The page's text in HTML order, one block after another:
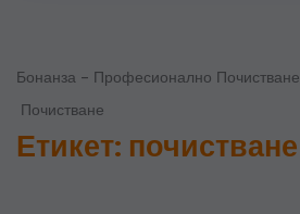
Бонанза - Професионално Почистване
Почистване
Етикет: почистване